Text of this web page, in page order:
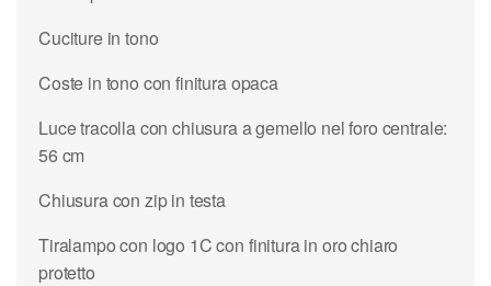
Cuciture in tono
Coste in tono con finitura opaca
Luce tracolla con chiusura a gemello nel foro centrale:
56 cm
Chiusura con zip in testa
Tiralampo con logo 1C con finitura in oro chiaro
protetto